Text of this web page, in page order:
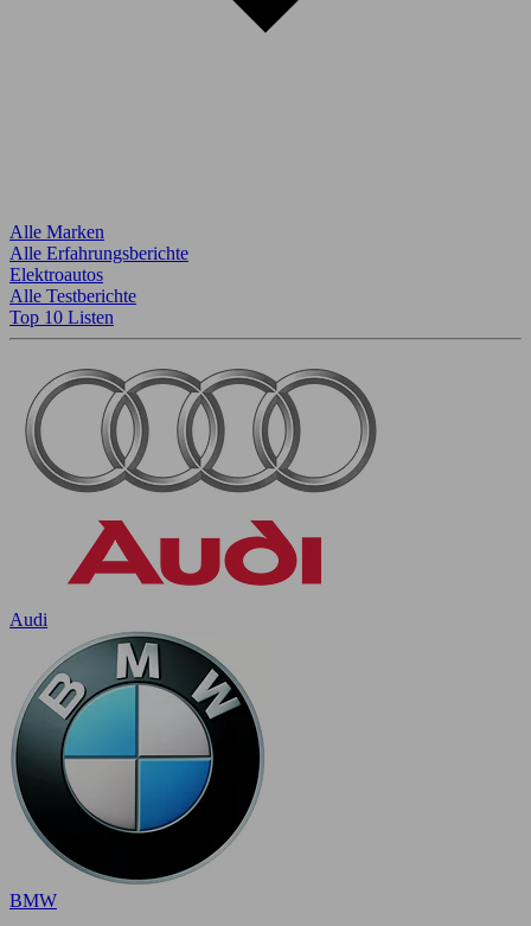
Alle Marken
Alle Erfahrungsberichte
Elektroautos
Alle Testberichte
Top 10 Listen
Audi
BMW